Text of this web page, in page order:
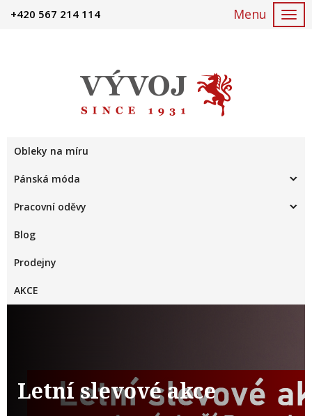
+420 567 214 114
Obleky na míru
Pánská móda
Pracovní oděvy
Blog
Prodejny
AKCE
Letní slevové akce